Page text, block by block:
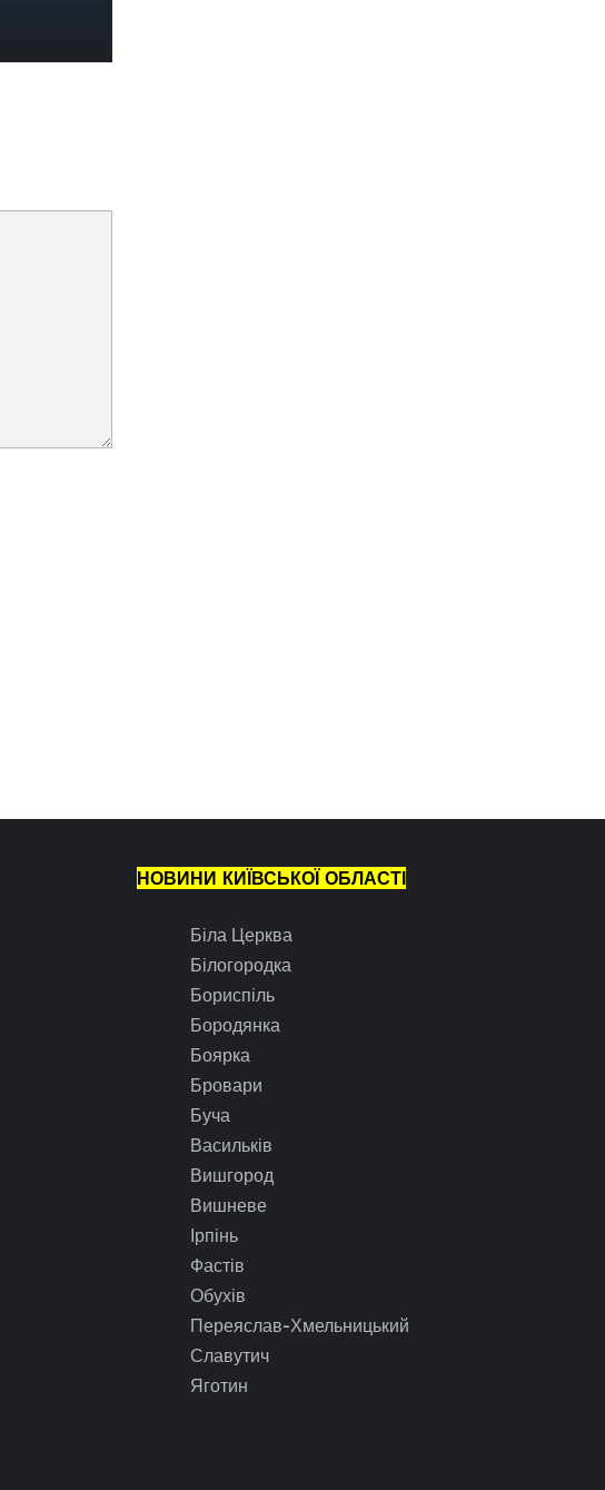
НОВИНИ КИЇВСЬКОЇ ОБЛАСТІ
Біла Церква
Білогородка
Бориспіль
Бородянка
Боярка
Бровари
Буча
Васильків
Вишгород
Вишневе
Ірпінь
Фастів
Обухів
Переяслав-Хмельницький
Славутич
Яготин